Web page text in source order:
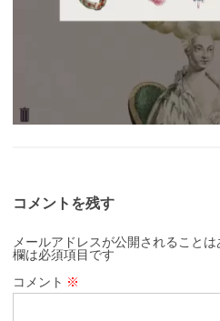
コメントを残す
メールアドレスが公開されることは
欄は必須項目です
コメント ※